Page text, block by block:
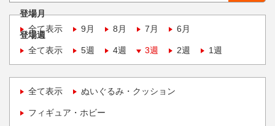
登場月
全て表示
9月 8月 7月 6月
登場週
全て表示
5週 4週 3週 2週 1週
全て表示 ぬいぐるみ・クッション
フィギュア・ホビー